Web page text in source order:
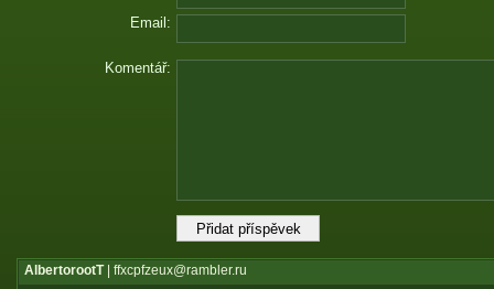
Email:
Komentář:
AlbertorootT| ffxcpfzeux@rambler.ru